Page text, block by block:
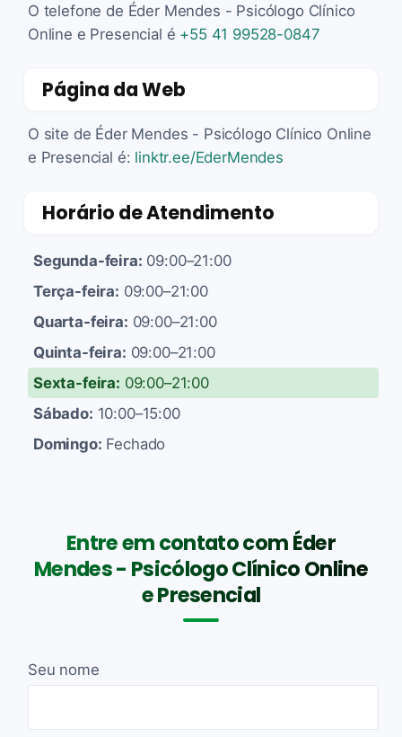
O telefone de Éder Mendes - Psicólogo Clínico
Online e Presencial é +55 41 99528-0847
Página da Web
O site de Éder Mendes - Psicólogo Clínico Online
e Presencial é: linktr.ee/EderMendes
Horário de Atendimento
Segunda-feira: 09:00–21:00
Terça-feira: 09:00–21:00
Quarta-feira: 09:00–21:00
Quinta-feira: 09:00–21:00
Sexta-feira: 09:00–21:00
Sábado: 10:00–15:00
Domingo: Fechado
Entre em contato com Éder
Mendes - Psicólogo Clínico Online
e Presencial
Seu nome